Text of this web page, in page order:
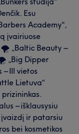
Esu
Academy“,
įvairiuose
🌪️ „Baltic Beauty –
„Big Dipper
– III vietos
Lietuva“
prizininkas.
– išklausysiu
ir patarsiu
bei kosmetikos